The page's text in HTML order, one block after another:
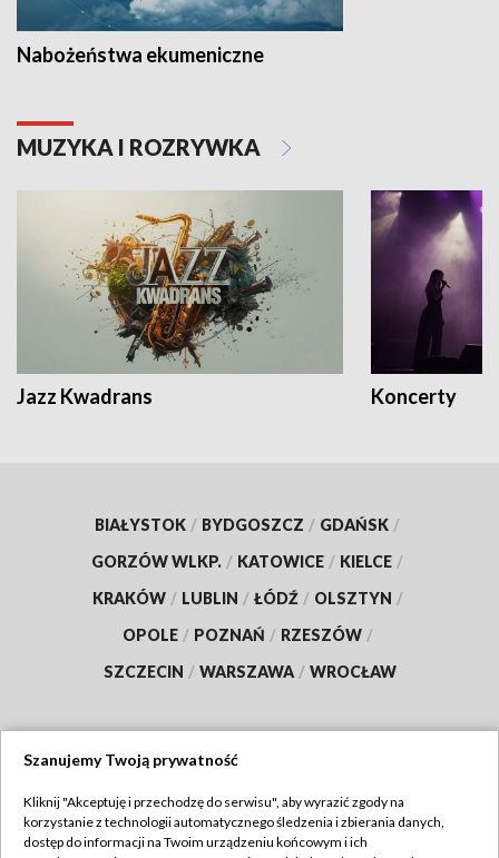
Nabożeństwa ekumeniczne
MUZYKA I ROZRYWKA
Jazz Kwadrans Koncerty
BIAŁYSTOK / BYDGOSZCZ / GDAŃSK /
GORZÓW WLKP. / KATOWICE / KIELCE /
KRAKÓW / LUBLIN / ŁÓDŹ / OLSZTYN /
OPOLE / POZNAŃ / RZESZÓW /
SZCZECIN / WARSZAWA / WROCŁAW
TVP
Szanujemy Twoją prywatność
Kliknij "Akceptuję i przechodzę do serwisu", aby wyrazić zgody na
korzystanie z technologii automatycznego śledzenia i zbierania danych,
dostęp do informacji na Twoim urządzeniu końcowym i ich